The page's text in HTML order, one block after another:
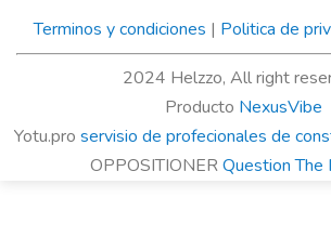
Terminos y condiciones | Politica de
2024 Helzzo, All right
Producto NexusVibe
Yotu.pro servisio de profecionales de
OPPOSITIONERQuestion The